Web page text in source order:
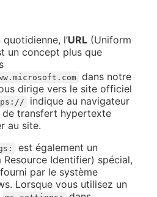
l’URL (Uniform
un concept plus que
dans notre
dirige vers le site officiel
indique au navigateur
de transfert hypertexte
au site.
est également un
Resource Identifier) spécial,
par le système
Lorsque vous utilisez un